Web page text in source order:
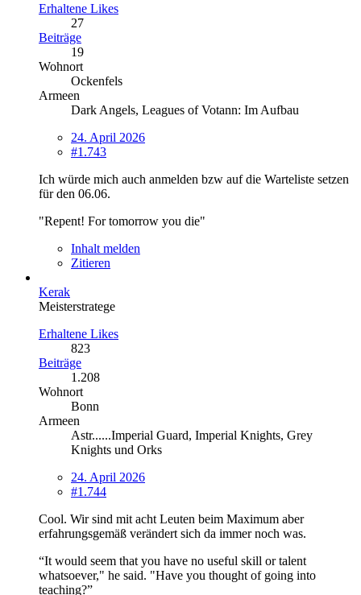
Erhaltene Likes
27
Beiträge
19
Wohnort
Ockenfels
Armeen
Dark Angels, Leagues of Votann: Im Aufbau
24. April 2026
#1.743
Ich würde mich auch anmelden bzw auf die Warteliste setzen
für den 06.06.
"Repent! For tomorrow you die"
Inhalt melden
Zitieren
Kerak
Meisterstratege
Erhaltene Likes
823
Beiträge
1.208
Wohnort
Bonn
Armeen
Astr......Imperial Guard, Imperial Knights, Grey
Knights und Orks
24. April 2026
#1.744
Cool. Wir sind mit acht Leuten beim Maximum aber
erfahrungsgemäß verändert sich da immer noch was.
“It would seem that you have no useful skill or talent
whatsoever," he said. "Have you thought of going into
teaching?”